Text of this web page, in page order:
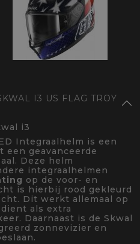
I3 US FLAG TROY
i3
Integraalhelm is een
geavanceerde
Deze helm
integraalhelmen
op de voor- en
is hierbij rood gekleurd
Dit werkt allemaal op
als extra
Daarnaast is de Skwal
zonnevizier en